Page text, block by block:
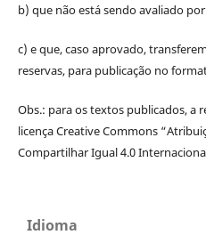
b) que não está sendo avaliado
c) e que, caso aprovado,
reservas, para publicação no
Obs.: para os textos publicados, a
licença Creative Commons
Compartilhar Igual 4.0
Idioma